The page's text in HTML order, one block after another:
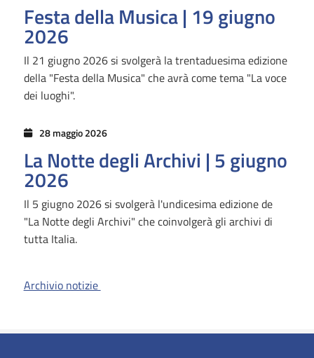
Festa della Musica | 19 giugno
2026
Il 21 giugno 2026 si svolgerà la trentaduesima edizione
della "Festa della Musica" che avrà come tema "La voce
dei luoghi".
28 maggio 2026
La Notte degli Archivi | 5 giugno
2026
Il 5 giugno 2026 si svolgerà l'undicesima edizione de
"La Notte degli Archivi" che coinvolgerà gli archivi di
tutta Italia.
Archivio notizie